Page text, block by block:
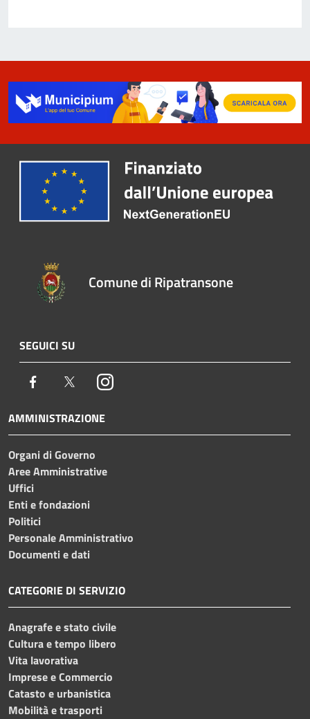
Comune di Ripatransone
SEGUICI SU
Facebook TwitterInstagram
AMMINISTRAZIONE
Organi di Governo
Aree Amministrative
Uffici
Enti e fondazioni
Politici
Personale Amministrativo
Documenti e dati
CATEGORIE DI SERVIZIO
Anagrafe e stato civile
Cultura e tempo libero
Vita lavorativa
Imprese e Commercio
Catasto e urbanistica
Mobilità e trasporti